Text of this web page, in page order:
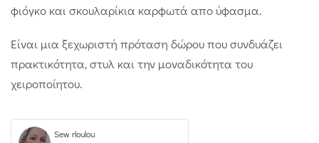
φιόγκο και σκουλαρίκια καρφωτά απο ύφασμα.
Είναι μια ξεχωριστή πρόταση δώρου που συνδυάζει
πρακτικότητα, στυλ και την μοναδικότητα του
χειροποίητου.
Sew rloulou